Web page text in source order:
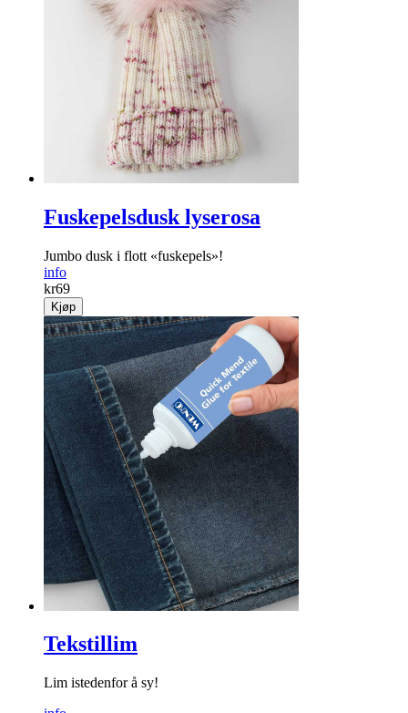
Fuskepelsdusk lyserosa
Jumbo dusk i flott «fuskepels»!
info
kr69
Kjøp
Tekstillim
Lim istedenfor å sy!